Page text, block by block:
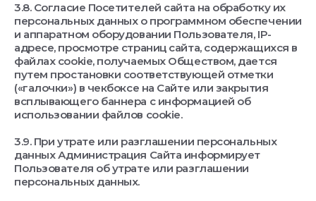
3.8. Согласие Посетителей сайта на обработку их
персональных данных о программном обеспечении
и аппаратном оборудовании Пользователя, IP-
адресе, просмотре страниц сайта, содержащихся в
файлах cookie, получаемых Обществом, дается
путем простановки соответствующей отметки
(«галочки») в чекбоксе на Сайте или закрытия
всплывающего баннера с информацией об
использовании файлов cookie.
3.9. При утрате или разглашении персональных
данных Администрация Сайта информирует
Пользователя об утрате или разглашении
персональных данных.